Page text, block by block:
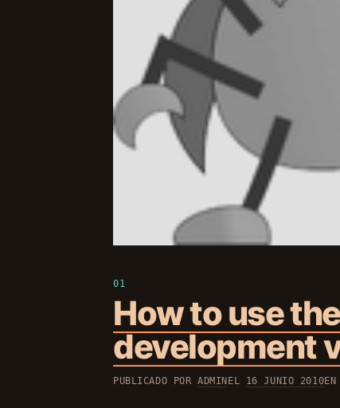
How to use
development
PUBLICADO PORADMIN EL 16 JUNIO 2010EN